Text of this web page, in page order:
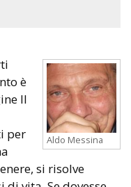
Aldo Messina
è
Il
per
si risolve